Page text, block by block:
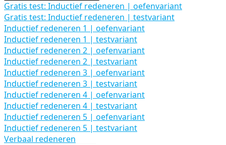
Gratis test: Inductief redeneren | oefenvariant
Gratis test: Inductief redeneren | testvariant
Inductief redeneren 1 | oefenvariant
Inductief redeneren 1 | testvariant
Inductief redeneren 2 | oefenvariant
Inductief redeneren 2 | testvariant
Inductief redeneren 3 | oefenvariant
Inductief redeneren 3 | testvariant
Inductief redeneren 4 | oefenvariant
Inductief redeneren 4 | testvariant
Inductief redeneren 5 | oefenvariant
Inductief redeneren 5 | testvariant
Verbaal redeneren